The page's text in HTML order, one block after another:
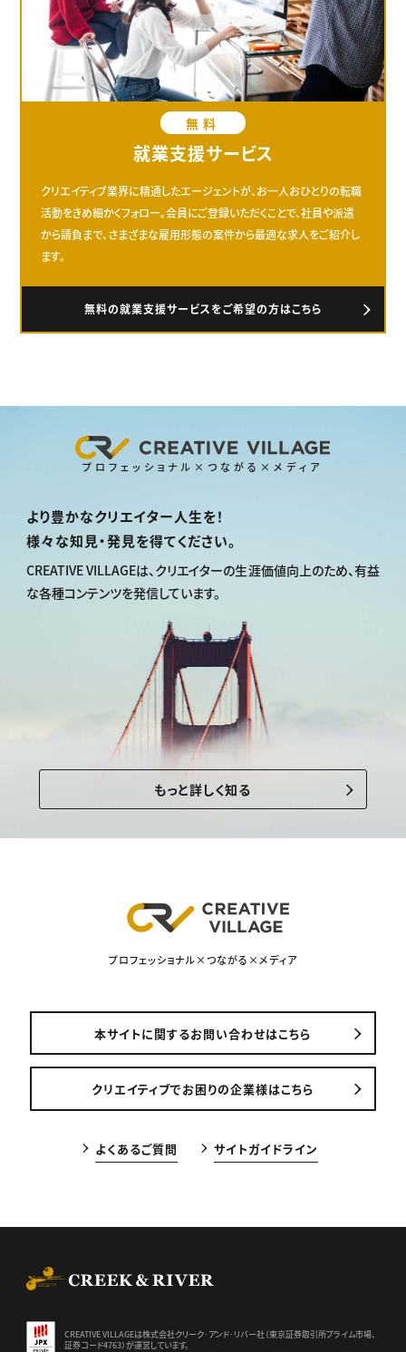
無料
就業支援サービス
クリエイティブ業界に精通したエージェントが、お一人おひとりの転職
活動をきめ細かくフォロー。会員にご登録いただくことで、社員や派遣
から請負まで、さまざまな雇用形態の案件から最適な求人をご紹介し
ます。
無料の就業支援サービスをご希望の方はこちら
プロフェッショナル×つながる×メディア
より豊かなクリエイター人生を！
様々な知見・発見を得てください。
CREATIVE VILLAGEは、クリエイターの生涯価値向上のため、有益
な各種コンテンツを発信しています。
もっと詳しく知る
プロフェッショナル×つながる×メディア
本サイトに関するお問い合わせはこちら
クリエイティブでお困りの企業様はこちら
よくあるご質問 サイトガイドライン
CREATIVE VILLAGEは株式会社クリーク･アンド･リバー社（東京証券取引所プライム市場、
証券コード4763）が運営しています。